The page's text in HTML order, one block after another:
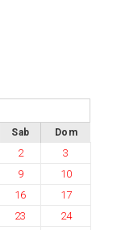
Sab Dom
2
3
9
10
16
17
23
24